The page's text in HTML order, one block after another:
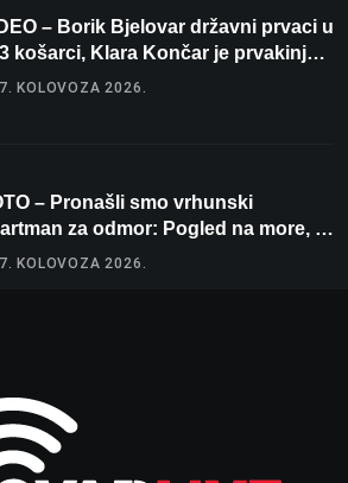
– Borik Bjelovar državni prvaci u
košarci, Klara Končar je prvakinja
u stolnom tenisu!
7. KOLOVOZA 2026.
– Pronašli smo vrhunski
za odmor: Pogled na more, tri
sobe i terasa koja osvaja
7. KOLOVOZA 2026.